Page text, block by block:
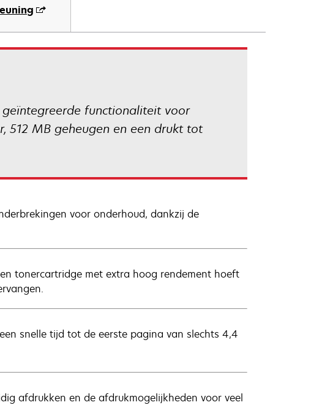
geïntegreerde functionaliteit voor
512 MB geheugen en een drukt tot
voor onderhoud, dankzij de
tonercartridge met extra hoog rendement hoeft
snelle tijd tot de eerste pagina van slechts 4,4
afdrukken en de afdrukmogelijkheden voor veel